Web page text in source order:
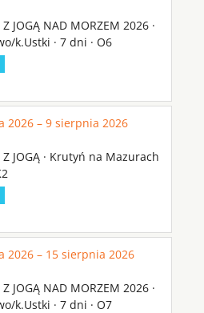
Z JOGĄ NAD MORZEM 2026 ·
k.Ustki · 7 dni · O6
2026 – 9 sierpnia 2026
Z JOGĄ · Krutyń na Mazurach
2026 – 15 sierpnia 2026
Z JOGĄ NAD MORZEM 2026 ·
k.Ustki · 7 dni · O7